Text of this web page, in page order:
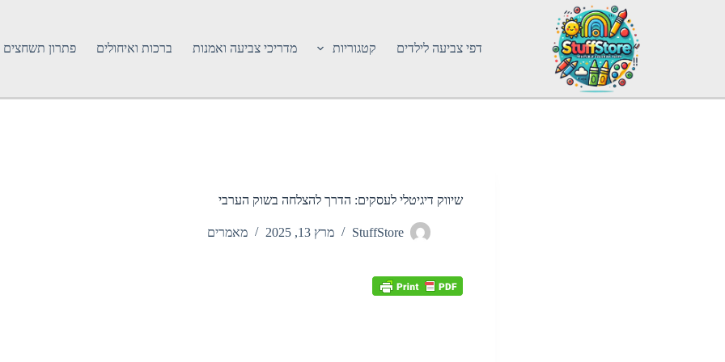
דפי צביעה לילדים קטגוריות מדריכי צביעה ואמנות ברכות ואיחולים פתרון תשחצים
שיווק דיגיטלי לעסקים: הדרך להצלחה בשוק הערבי
StuffStore מרץ 13, 2025 מאמרים